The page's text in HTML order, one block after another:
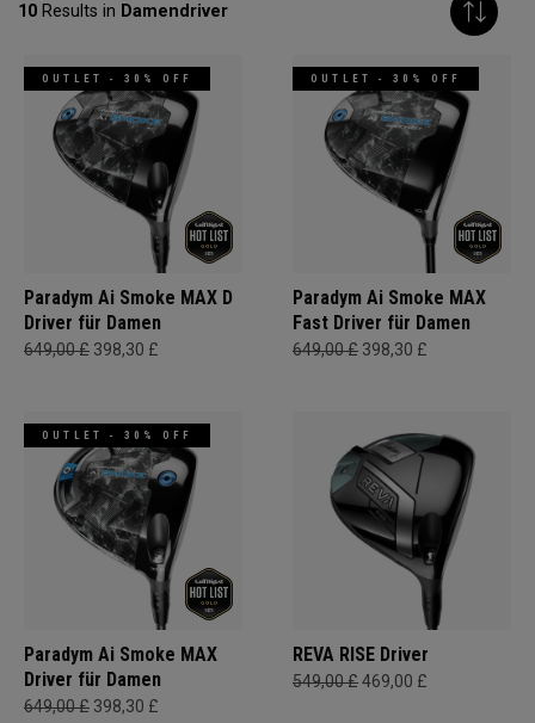
10 Results in Damendriver
OUTLET - 30% OFF
Paradym Ai Smoke MAX D
Driver für Damen
649,00 £ 398,30 £
OUTLET - 30% OFF
Paradym Ai Smoke MAX
Fast Driver für Damen
649,00 £ 398,30 £
OUTLET - 30% OFF
Paradym Ai Smoke MAX
Driver für Damen
649,00 £ 398,30 £
REVA RISE Driver
549,00 £469,00 £